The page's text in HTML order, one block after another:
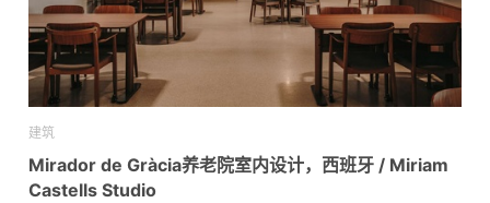
建筑
Mirador de Gràcia养老院室内设计，西班牙 / Miriam
Castells Studio